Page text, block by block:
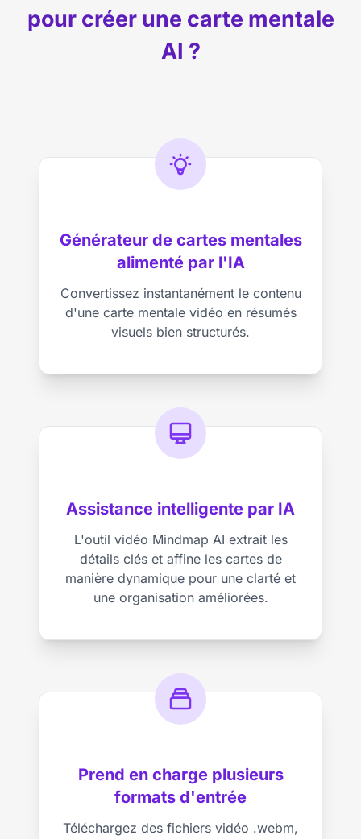
pour créer une carte mentale
AI ?
Générateur de cartes mentales
alimenté par l'IA
Convertissez instantanément le contenu
d'une carte mentale vidéo en résumés
visuels bien structurés.
Assistance intelligente par IA
L'outil vidéo Mindmap AI extrait les
détails clés et affine les cartes de
manière dynamique pour une clarté et
une organisation améliorées.
Prend en charge plusieurs
formats d'entrée
Téléchargez des fichiers vidéo .webm,